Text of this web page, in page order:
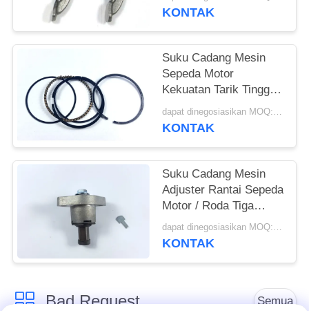
Hitam
KONTAK
Suku Cadang Mesin
Sepeda Motor
Kekuatan Tarik Tinggi
Cincin Piston CG125
Dia.56.5mm
dapat dinegosiasikan MOQ:300 PCS
KONTAK
Suku Cadang Mesin
Adjuster Rantai Sepeda
Motor / Roda Tiga
Presisi BM150
dapat dinegosiasikan MOQ:300 PCS
KONTAK
Bad Request Semua